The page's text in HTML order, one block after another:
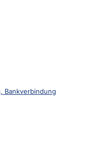
Bankverbindung